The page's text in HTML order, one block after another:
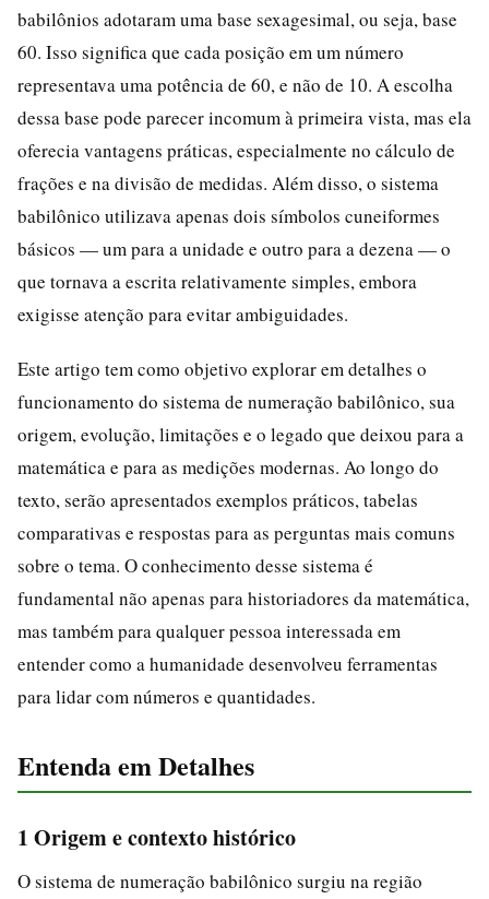
babilônios adotaram uma base sexagesimal, ou seja, base
60. Isso significa que cada posição em um número
representava uma potência de 60, e não de 10. A escolha
dessa base pode parecer incomum à primeira vista, mas ela
oferecia vantagens práticas, especialmente no cálculo de
frações e na divisão de medidas. Além disso, o sistema
babilônico utilizava apenas dois símbolos cuneiformes
básicos — um para a unidade e outro para a dezena — o
que tornava a escrita relativamente simples, embora
exigisse atenção para evitar ambiguidades.
Este artigo tem como objetivo explorar em detalhes o
funcionamento do sistema de numeração babilônico, sua
origem, evolução, limitações e o legado que deixou para a
matemática e para as medições modernas. Ao longo do
texto, serão apresentados exemplos práticos, tabelas
comparativas e respostas para as perguntas mais comuns
sobre o tema. O conhecimento desse sistema é
fundamental não apenas para historiadores da matemática,
mas também para qualquer pessoa interessada em
entender como a humanidade desenvolveu ferramentas
para lidar com números e quantidades.
Entenda em Detalhes
1 Origem e contexto histórico
O sistema de numeração babilônico surgiu na região